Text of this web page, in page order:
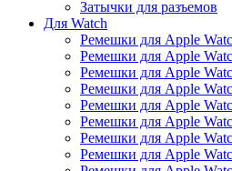
Затычки для разъемов
Для Watch
Ремешки для Apple
Ремешки для Apple
Ремешки для Apple
Ремешки для Apple
Ремешки для Apple
Ремешки для Apple
Ремешки для Apple
Ремешки для Apple